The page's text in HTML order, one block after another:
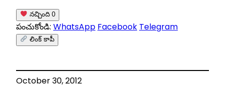
నచ్చింది 0
పంచుకోండి: WhatsApp Facebook Telegram
లింక్ కాపీ
October 30, 2012